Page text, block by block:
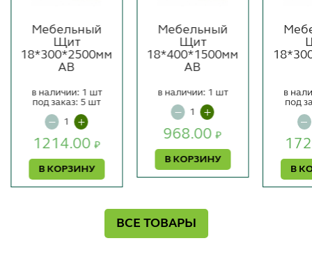
Мебельный
Щит
18*300*2500мм
АВ
1214.00₽
В КОРЗИНУ
в наличии: 1 шт
под заказ: 5 шт
Мебельный
Щит
18*400*1500мм
АВ
968.00₽
В КОРЗИНУ
в наличии: 1 шт
В
в
под
ВСЕ ТОВАРЫ